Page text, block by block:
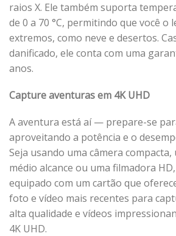
raios X. Ele também suporta
de 0 a 70 °C, permitindo que você o
extremos, como neve e desertos.
danificado, ele conta com uma
anos.
Capture aventuras em 4K UHD
A aventura está aí — prepare-se
aproveitando a potência e o
Seja usando uma câmera compacta,
médio alcance ou uma filmadora
equipado com um cartão que
foto e vídeo mais recentes para
alta qualidade e vídeos
4K UHD.